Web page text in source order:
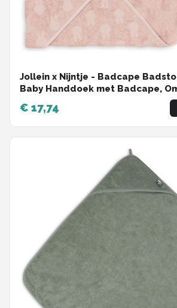
Jollein x Nijntje - Badcape
Baby Handdoek met Badcape,
Badponcho Miffy Jacquard - Wild
€ 17,74